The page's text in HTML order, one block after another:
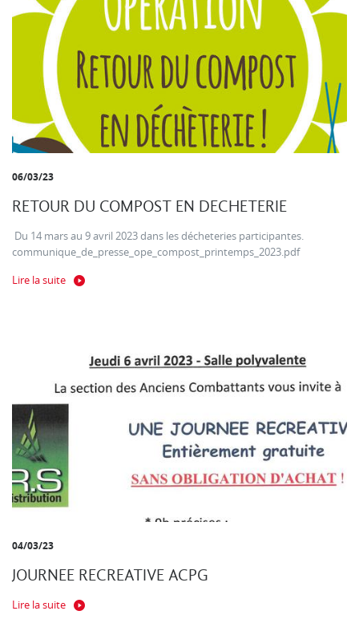
06/03/23
RETOUR DU COMPOST EN DECHETERIE
Du 14 mars au 9 avril 2023 dans les décheteries participantes.
communique_de_presse_ope_compost_printemps_2023.pdf
Lire la suite
04/03/23
JOURNEE RECREATIVE ACPG
Lire la suite